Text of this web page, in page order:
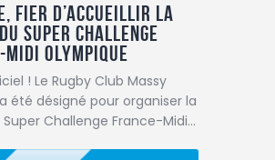
fier d’accueillir la
Super Challenge
Midi Olympique
! Le Rugby Club Massy
été désigné pour organiser la
Super Challenge France-Midi…